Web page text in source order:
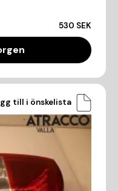
530 SEK
till i önskelista